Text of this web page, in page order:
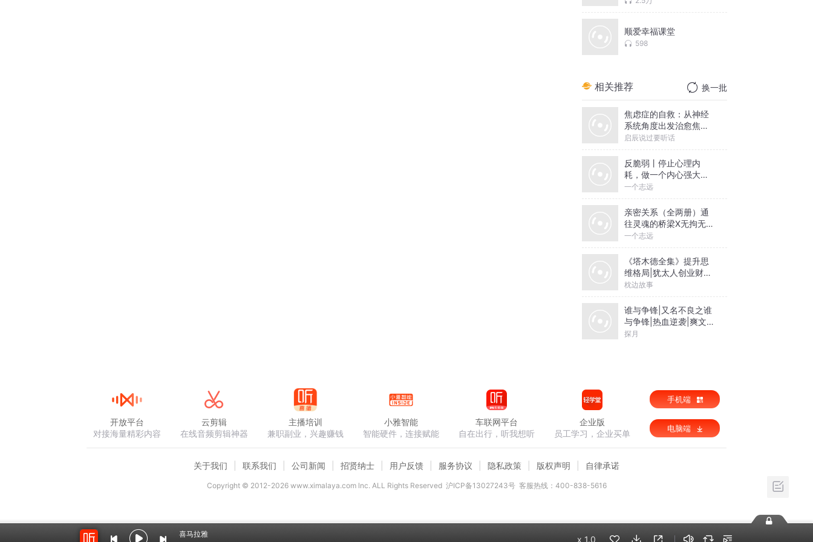
顺爱幸福课堂
598
相关推荐 换一批
焦虑症的自救：从神经
系统角度出发治愈焦虑
症
启辰说过要听话
反脆弱丨停止心理内
耗，做一个内心强大的
人丨一个志远演播
一个志远
亲密关系（全两册）通
往灵魂的桥梁X无拘无束
的关系丨亲密关系心理
一个志远
《塔木德全集》提升思
维格局|犹太人创业财富
圣经
枕边故事
谁与争锋|又名不良之谁
与争锋|热血逆袭|爽文爆
笑|会员免费
探月
喜马拉雅
x 1.0
开放平台
对接海量精彩内容
云剪辑
在线音频剪辑神器
主播培训
兼职副业，兴趣赚钱
小雅智能
智能硬件，连接赋能
车联网平台
自在出行，听我想听
企业版
员工学习，企业买单
手机端
电脑端
关于我们 联系我们 公司新闻 招贤纳士 用户反馈 服务协议 隐私政策 版权声明 自律承诺
Copyright © 2012-2026www.ximalaya.com lnc. ALL Rights Reserved 沪ICP备13027243号 客服热线：400-838-5616